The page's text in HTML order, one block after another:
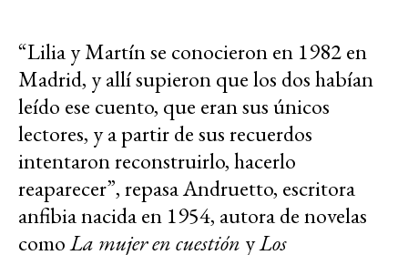
“Lilia y Martín se conocieron en 1982 en
Madrid, y allí supieron que los dos habían
leído ese cuento, que eran sus únicos
lectores, y a partir de sus recuerdos
intentaron reconstruirlo, hacerlo
reaparecer”, repasa Andruetto, escritora
anfibia nacida en 1954, autora de novelas
comoLa mujer en cuestión yLos